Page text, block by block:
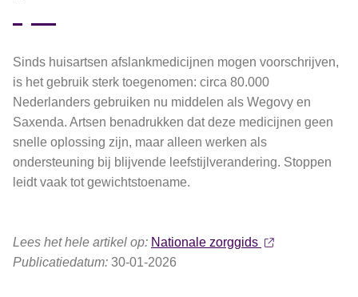
Sinds huisartsen afslankmedicijnen mogen voorschrijven,
is het gebruik sterk toegenomen: circa 80.000
Nederlanders gebruiken nu middelen als Wegovy en
Saxenda. Artsen benadrukken dat deze medicijnen geen
snelle oplossing zijn, maar alleen werken als
ondersteuning bij blijvende leefstijlverandering. Stoppen
leidt vaak tot gewichtstoename.
Lees het hele artikel op: Nationale zorggids
Publicatiedatum: 30-01-2026